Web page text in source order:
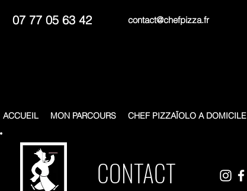
contact@chefpizza.fr
07 77 05 63 42
ACCUEIL MON PARCOURS CHEF PIZZAÏOLO A DOMICILE
CONTACT